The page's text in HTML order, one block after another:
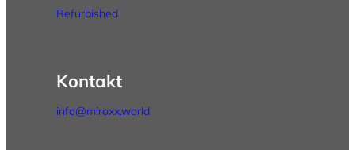
Refurbished
Kontakt
info@miroxx.world